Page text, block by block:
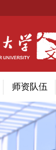
师资队伍